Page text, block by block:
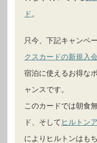
ド 。
只今、下記キャンペ
クスカードの新規入
宿泊に使えるお得な
ャンスです。
このカードでは朝食
ド、そして ヒルトン
によりヒルトンはも